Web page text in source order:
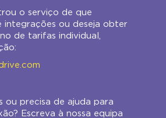
o serviço de que
integrações ou deseja obter
de tarifas individual,
ou precisa de ajuda para
Escreva à nossa equipa